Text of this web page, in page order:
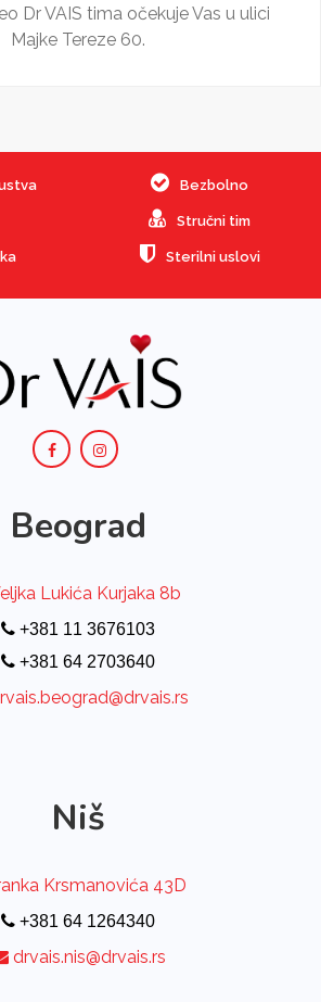
Dr VAIS tima očekuje Vas u ulici
Majke Tereze 60.
Bezbolno
Stručni tim
Sterilni uslovi
Beograd
Lukića Kurjaka 8b
+381 11 3676103
+381 64 2703640
Niš
Krsmanovića 43D
+381 64 1264340
drvais.nis@drvais.rs